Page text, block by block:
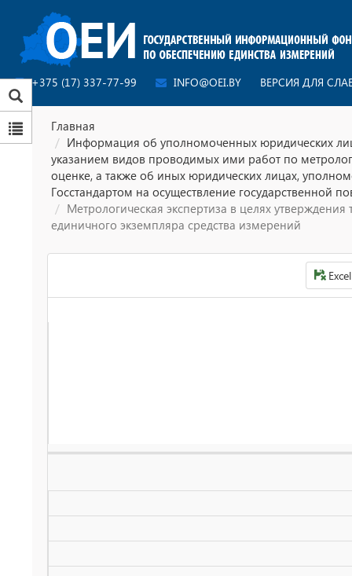
+375 (17) 337-77-99 INFO@OEI.BY ВЕРСИЯ ДЛЯ
Главная
Информация об уполномоченных юридических
указанием видов проводимых ими работ по
оценке, а также об иных юридических лицах,
Госстандартом на осуществление государственной
Метрологическая экспертиза в целях утверждения
единичного экземпляра средства измерений
Excel